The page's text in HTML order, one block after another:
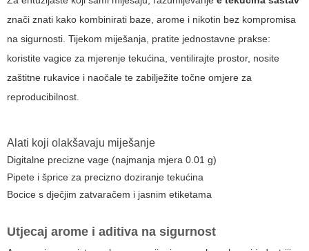
znači znati kako kombinirati baze, arome i nikotin bez kompromisa
na sigurnosti. Tijekom miješanja, pratite jednostavne prakse:
koristite vagice za mjerenje tekućina, ventilirajte prostor, nosite
zaštitne rukavice i naočale te zabilježite točne omjere za
reproducibilnost.
Alati koji olakšavaju miješanje
Digitalne precizne vage (najmanja mjera 0.01 g)
Pipete i šprice za precizno doziranje tekućina
Bocice s dječjim zatvaračem i jasnim etiketama
Utjecaj arome i aditiva na sigurnost